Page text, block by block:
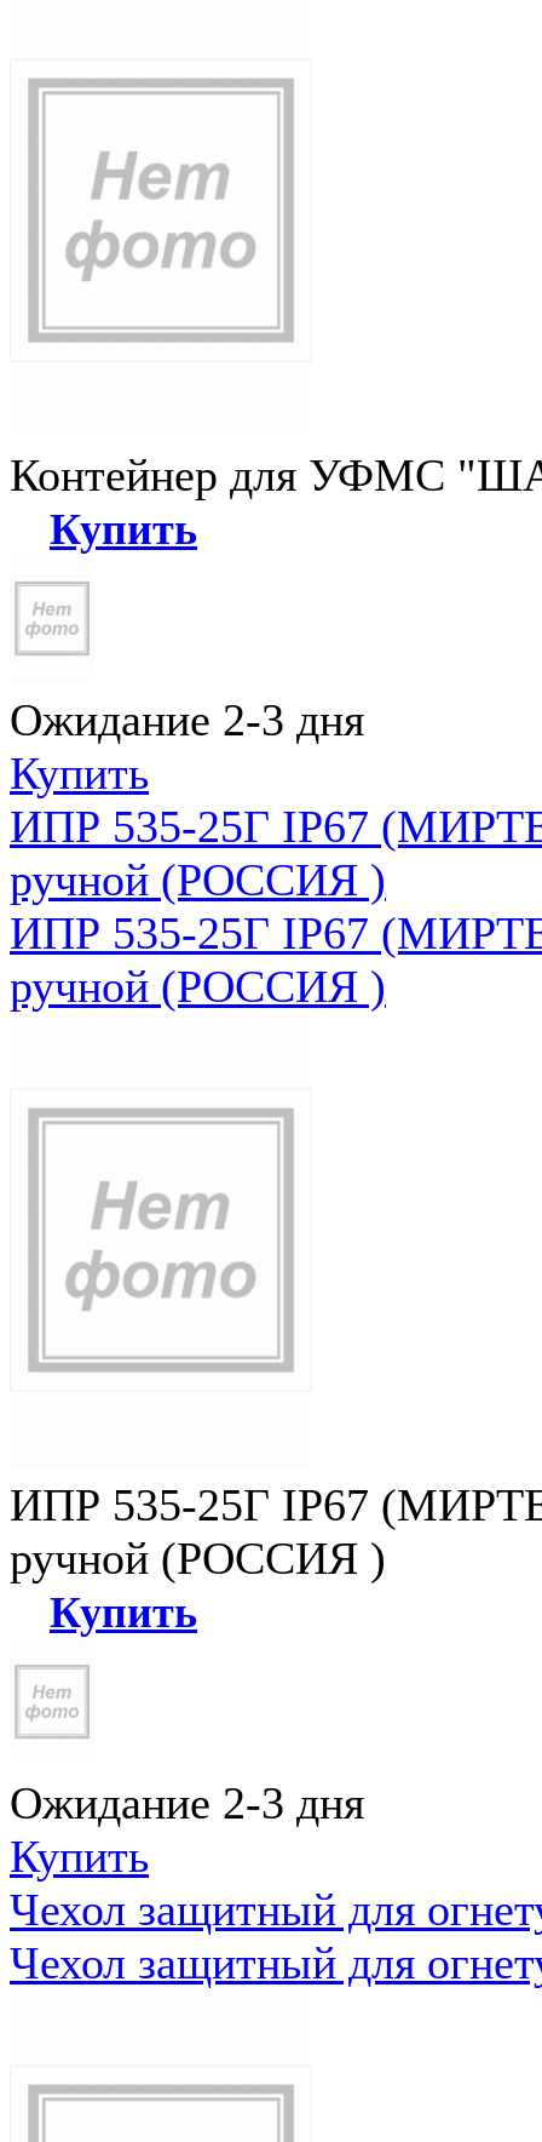
Контейнер для УФМС
Купить
Ожидание 2-3 дня
Купить
ИПР 535-25Г IP67
ручной (РОССИЯ )
ИПР 535-25Г IP67
ручной (РОССИЯ )
ИПР 535-25Г IP67
ручной (РОССИЯ )
Купить
Ожидание 2-3 дня
Купить
Чехол защитный для
Чехол защитный для